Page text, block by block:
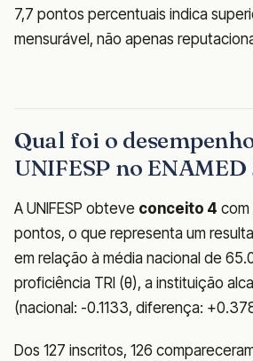
7,7 pontos percentuais indica
mensurável, não apenas
Qual foi o
UNIFESP no
A UNIFESP obteve conceito 4 com
pontos, o que representa um
em relação à média nacional de
proficiência TRI (θ), a instituição
(nacional: -0.1133, diferença:
Dos 127 inscritos, 126